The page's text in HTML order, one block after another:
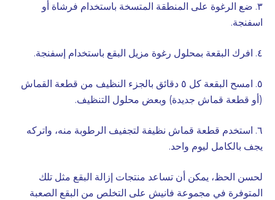
٣. ضع الرغوة على المنطقة المتسخة باستخدام فرشاة أو
اسفنجة.
٤. افرك البقعة بمحلول رغوة مزيل البقع باستخدام إسفنجة.
٥. امسح البقعة كل ٥ دقائق بالجزء النظيف من قطعة القماش
(أو قطعة قماش جديدة) وبعض محلول التنظيف.
٦. استخدم قطعة قماش نظيفة لتجفيف الرطوبة منه، واتركه
يجف بالكامل ليوم واحد.
لحسن الحظ، يمكن أن تساعد منتجات إزالة البقع مثل تلك
المتوفرة في مجموعة فانيش على التخلص من البقع الصعبة